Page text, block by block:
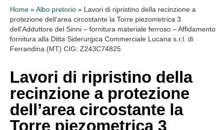
Home » Albo pretorio » Lavori di ripristino della recinzione a
protezione dell’area circostante la Torre piezometrica 3
dell’Adduttore del Sinni – fornitura materiale ferroso – Affidamento
fornitura alla Ditta Siderurgica Commerciale Lucana s.r.l. di
Ferrandina (MT) CIG: Z243C74825
Lavori di ripristino della
recinzione a protezione
dell’area circostante la
Torre piezometrica 3